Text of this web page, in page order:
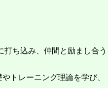
ち込み、仲間と励まし合う
トレーニング理論を学び、